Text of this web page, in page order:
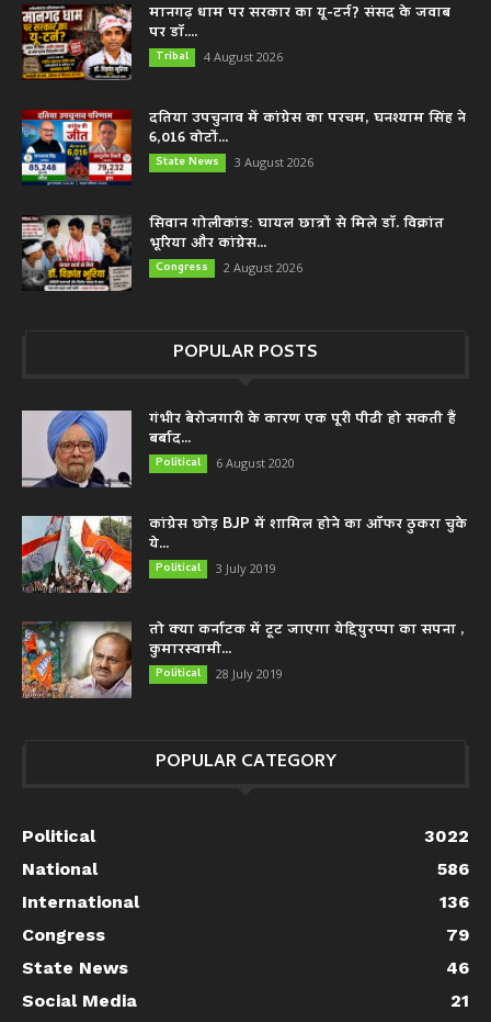
मानगढ़ धाम पर सरकार का यू-टर्न? संसद के जवाब
पर डॉ....
Tribal 4 August 2026
दतिया उपचुनाव में कांग्रेस का परचम, घनश्याम सिंह ने
6,016 वोटों...
State News 3 August 2026
सिवान गोलीकांड: घायल छात्रों से मिले डॉ. विक्रांत
भूरिया और कांग्रेस...
Congress 2 August 2026
POPULAR POSTS
गंभीर बेरोजगारी के कारण एक पूरी पीढी हो सकती हैं
बर्बाद...
Political 6 August 2020
कांग्रेस छोड़ BJP में शामिल होने का ऑफर ठुकरा चुके
ये...
Political 3 July 2019
तो क्या कर्नाटक में टूट जाएगा येद्दियुरप्पा का सपना ,
कुमारस्वामी...
Political 28 July 2019
POPULAR CATEGORY
Political
3022
National
586
International
136
Congress
79
State News
46
Social Media
21